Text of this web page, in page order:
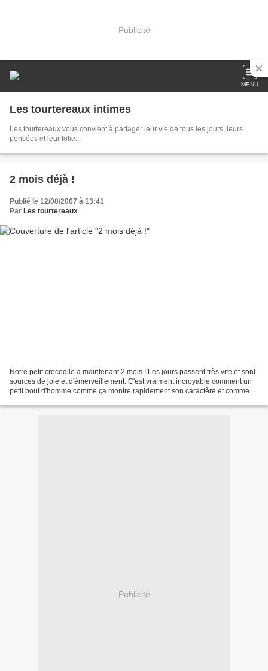
Publicité
MENU
Les tourtereaux intimes
Les tourtereaux vous convient à partager leur vie de tous les jours, leurs
pensées et leur folie...
2 mois déjà !
Publié le 12/08/2007 à 13:41
Par Les tourtereaux
Notre petit crocodile a maintenant 2 mois ! Les jours passent très vite et sont
sources de joie et d'émerveillement. C'est vraiment incroyable comment un
petit bout d'homme comme ça montre rapidement son caractère et comment
Publicité